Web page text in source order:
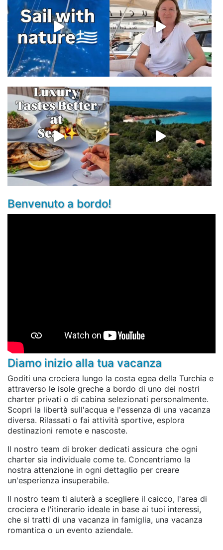
Benvenuto a bordo!
Diamo inizio alla tua vacanza
Goditi una crociera lungo la costa egea della Turchia e
attraverso le isole greche a bordo di uno dei nostri
charter privati o di cabina selezionati personalmente.
Scopri la libertà sull'acqua e l'essenza di una vacanza
diversa. Rilassati o fai attività sportive, esplora
destinazioni remote e nascoste.
Il nostro team di broker dedicati assicura che ogni
charter sia individuale come te. Concentriamo la
nostra attenzione in ogni dettaglio per creare
un'esperienza insuperabile.
Il nostro team ti aiuterà a scegliere il caicco, l'area di
crociera e l'itinerario ideale in base ai tuoi interessi,
che si tratti di una vacanza in famiglia, una vacanza
romantica o un evento aziendale.